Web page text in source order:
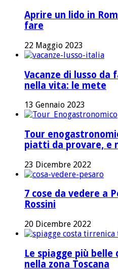
Aprire un lido in
fare
22 Maggio 2023
Vacanze di lusso da
nella vita: le mete
13 Gennaio 2023
Tour
piatti da provare, e
23 Dicembre 2022
7 cose da vedere a
Rossini
20 Dicembre 2022
Le spiagge più
nella zona Toscana